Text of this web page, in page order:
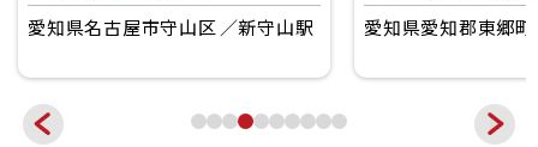
愛知県名古屋市守山区 新守山駅 愛知県愛知郡東郷町